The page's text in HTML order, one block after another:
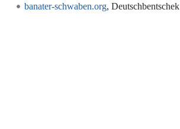
banater-schwaben.org, Deutschbentschek